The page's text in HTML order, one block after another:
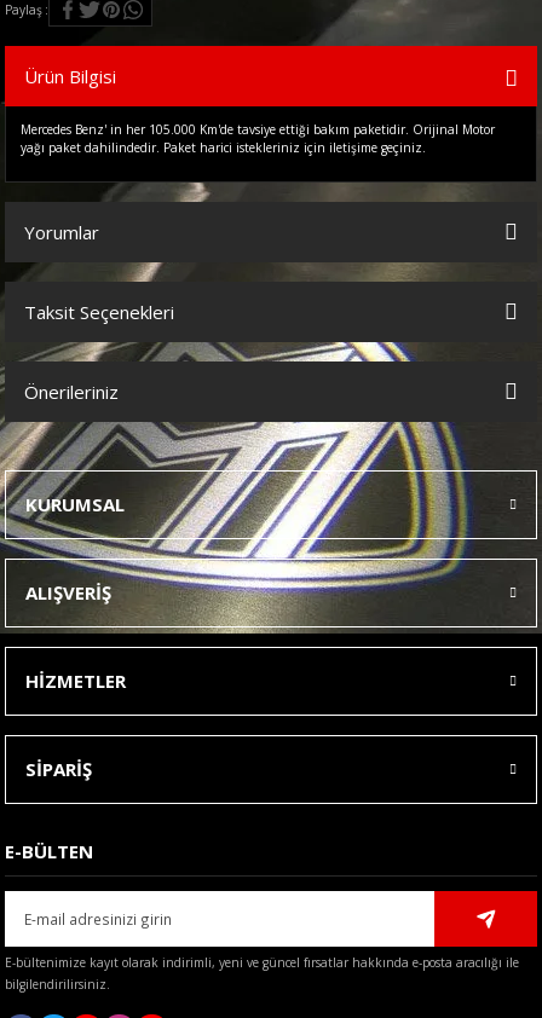
Paylaş
Ürün Bilgisi
Mercedes Benz' in her 105.000 Km'de tavsiye ettiği bakım paketidir. Orijinal Motor
yağı paket dahilindedir. Paket harici istekleriniz için iletişime geçiniz.
Yorumlar
Bu ürüne ilk yorumu siz yapın!
Taksit Seçenekleri
Önerileriniz
Bu ürünün fiyat bilgisi, resim, ürün açıklamalarında ve diğer
konularda yetersiz gördüğünüz noktaları öneri formunu kullanarak
tarafımıza iletebilirsiniz.
Görüş ve önerileriniz için teşekkür ederiz.
Ürün resmi kalitesiz, bozuk veya görüntülenemiyor.
Ürün açıklamasında eksik bilgiler bulunuyor.
Ürün bilgilerinde hatalar bulunuyor.
Ürün fiyatı diğer sitelerden daha pahalı.
Bu ürüne benzer farklı alternatifler olmalı.
Gönder
KURUMSAL
ALIŞVERİŞ
HİZMETLER
SİPARİŞ
E-BÜLTEN
E-bültenimize kayıt olarak indirimli, yeni ve güncel fırsatlar hakkında e-posta aracılığı ile
bilgilendirilirsiniz.